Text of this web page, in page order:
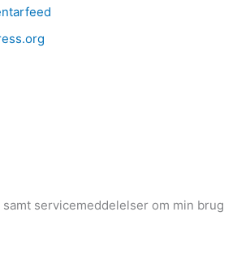
servicemeddelelser om min brug